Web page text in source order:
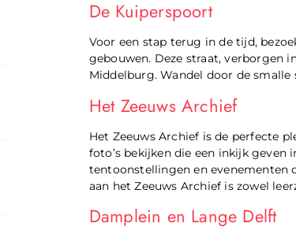
De Kuiperspoort
Voor een stap terug in de tijd,
gebouwen. Deze straat, verborgen
Middelburg. Wandel door de
Het Zeeuws Archief
Het Zeeuws Archief is de perfecte
foto’s bekijken die een inkijk
tentoonstellingen en evenementen
aan het Zeeuws Archief is zowel
Damplein en Lange Delft